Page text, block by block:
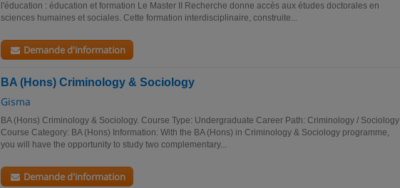
l'éducation : éducation et formation Le Master II Recherche donne accès aux études doctorales en
sciences humaines et sociales. Cette formation interdisciplinaire, construite...
Demande d'information
BA (Hons) Criminology & Sociology
Gisma
BA (Hons) Criminology & Sociology. Course Type: Undergraduate Career Path: Criminology / Sociology
Course Category: BA (Hons) Information: With the BA (Hons) in Criminology & Sociology programme,
you will have the opportunity to study two complementary...
Demande d'information